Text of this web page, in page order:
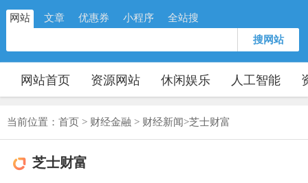
网站 文章 优惠券 小程序 全站搜
搜网站
网站首页 资源网站 休闲娱乐 人工智能
当前位置： 首页 > 财经金融 > 财经新闻>芝士财富
芝士财富